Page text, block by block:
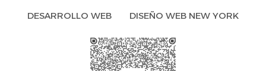
DESARROLLO WEB
DISEÑO WEB NEW YORK